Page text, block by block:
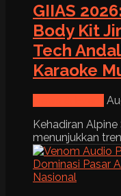
GIIAS
Body Kit
Tech
Karaoke
Kehadiran
menunjukkan